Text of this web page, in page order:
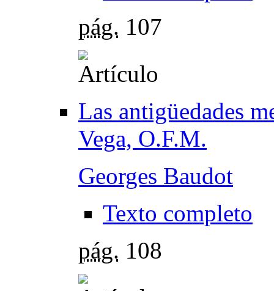
pág. 107
Las antigüedades
Vega, O.F.M.
Georges Baudot
Texto completo
pág. 108